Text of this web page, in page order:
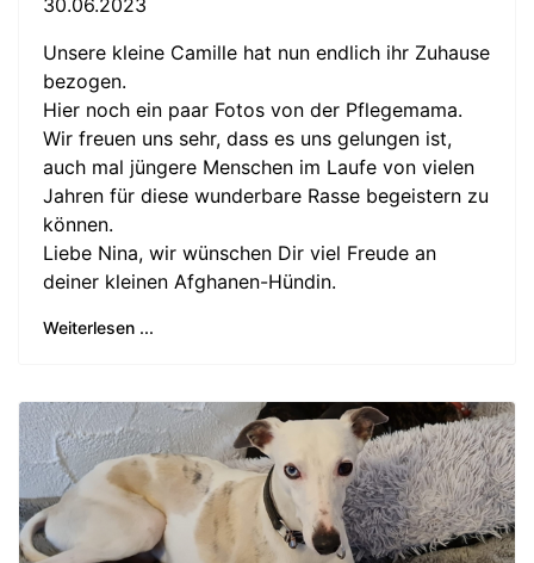
30.06.2023
Unsere kleine Camille hat nun endlich ihr Zuhause
bezogen.
Hier noch ein paar Fotos von der Pflegemama.
Wir freuen uns sehr, dass es uns gelungen ist,
auch mal jüngere Menschen im Laufe von vielen
Jahren für diese wunderbare Rasse begeistern zu
können.
Liebe Nina, wir wünschen Dir viel Freude an
deiner kleinen Afghanen-Hündin.
Weiterlesen ...